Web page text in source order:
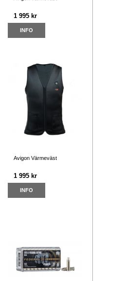
1 995 kr
INFO
Avigon Värmeväst
1 995 kr
INFO